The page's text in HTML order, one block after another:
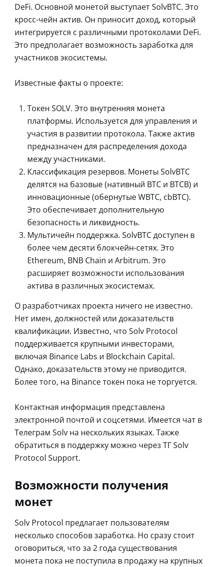
DeFi. Основной монетой выступает SolvBTC. Это
кросс-чейн актив. Он приносит доход, который
интегрируется с различными протоколами DeFi.
Это предполагает возможность заработка для
участников экосистемы.
Известные факты о проекте:
Токен SOLV. Это внутренняя монета
платформы. Используется для управления и
участия в развитии протокола. Также актив
предназначен для распределения дохода
между участниками.
Классификация резервов. Монеты SolvBTC
делятся на базовые (нативный BTC и BTCB) и
инновационные (обернутые WBTC, cbBTC).
Это обеспечивает дополнительную
безопасность и ликвидность.
Мультичейн поддержка. SolvBTC доступен в
более чем десяти блокчейн-сетях. Это
Ethereum, BNB Chain и Arbitrum. Это
расширяет возможности использования
актива в различных экосистемах.
О разработчиках проекта ничего не известно.
Нет имен, должностей или доказательств
квалификации. Известно, что Solv Protocol
поддерживается крупными инвесторами,
включая Binance Labs и Blockchain Capital.
Однако, доказательств этому не приводится.
Более того, на Binance токен пока не торгуется.
Контактная информация представлена
электронной почтой и соцсетями. Имеется чат в
Телеграм Solv на нескольких языках. Также
обратиться в поддержку можно через ТГ Solv
Protocol Support.
Возможности получения
монет
Solv Protocol предлагает пользователям
несколько способов заработка. Но сразу стоит
оговориться, что за 2 года существования
монета пока не поступила в продажу на крупных